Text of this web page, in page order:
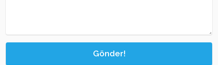
Gönder!